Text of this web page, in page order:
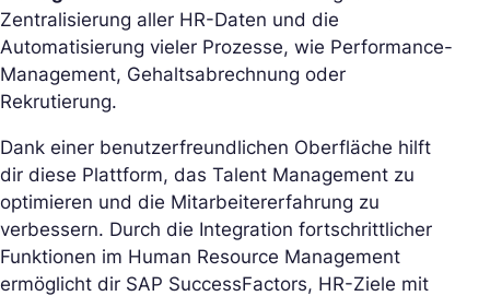
Zentralisierung aller HR-Daten und die
Automatisierung vieler Prozesse, wie Performance-
Management, Gehaltsabrechnung oder
Rekrutierung.
Dank einer benutzerfreundlichen Oberfläche hilft
dir diese Plattform, das Talent Management zu
optimieren und die Mitarbeitererfahrung zu
verbessern. Durch die Integration fortschrittlicher
Funktionen im Human Resource Management
ermöglicht dir SAP SuccessFactors, HR-Ziele mit